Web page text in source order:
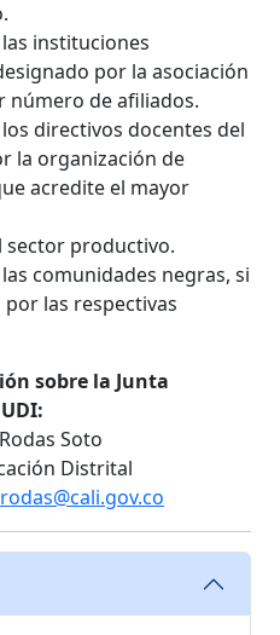
instituciones
por la asociación
número de afiliados.
directivos docentes del
la organización de
acredite el mayor
sector productivo.
comunidades negras, si
las respectivas
sobre la Junta
Soto
Distrital